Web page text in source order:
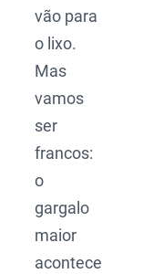
vão para
o lixo.
Mas
vamos
ser
francos:
o
gargalo
maior
acontece